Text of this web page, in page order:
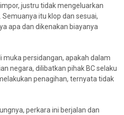
justru tidak mengeluarkan
itu klop dan sesuai,
apa dan dikenakan biayanya
muka persidangan, apakah dalam
negara, dilibatkan pihak BC selaku
penagihan, ternyata tidak
perkara ini berjalan dan